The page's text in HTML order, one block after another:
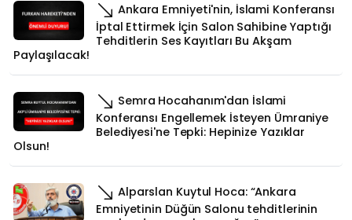
Ankara Emniyeti'nin, İslami Konferansı
İptal Ettirmek İçin Salon Sahibine Yaptığı
Tehditlerin Ses Kayıtları Bu Akşam
Paylaşılacak!
Semra Hocahanım'dan İslami
Konferansı Engellemek İsteyen Ümraniye
Belediyesi'ne Tepki: Hepinize Yazıklar
Olsun!
Alparslan Kuytul Hoca: “Ankara
Emniyetinin Düğün Salonu tehditlerinin